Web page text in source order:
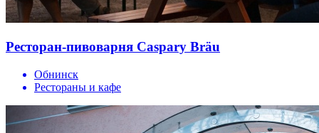
Ресторан-пивоварня Caspary Bräu
Обнинск
Рестораны и кафе